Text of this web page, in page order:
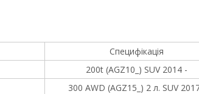
Специфікація
200t (AGZ10_) SUV 2014 -
300 AWD (AGZ15_) 2 л. SUV